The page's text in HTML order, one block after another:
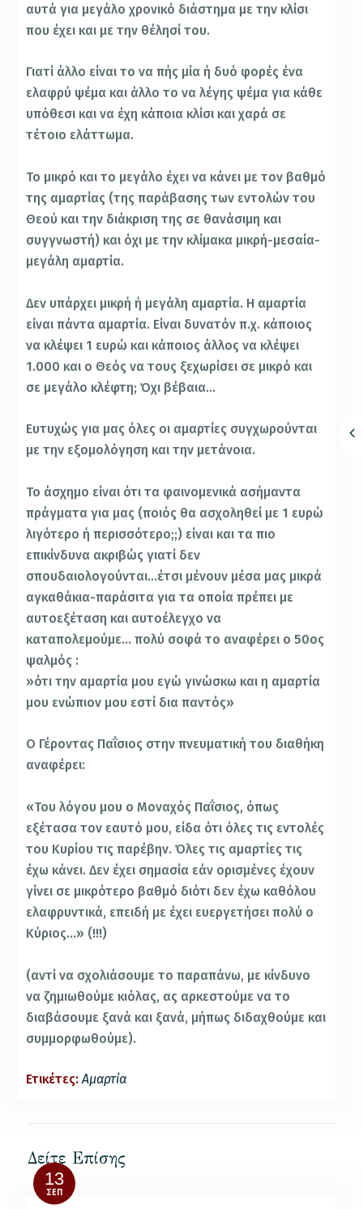
αυτά για μεγάλο χρονικό διάστημα με την κλίσι
που έχει και με την θέλησί του.
Γιατί άλλο είναι το να πής μία ή δυό φορές ένα
ελαφρύ ψέμα και άλλο το να λέγης ψέμα για κάθε
υπόθεσι και να έχη κάποια κλίσι και χαρά σε
τέτοιο ελάττωμα.
Το μικρό και το μεγάλο έχει να κάνει με τον βαθμό
της αμαρτίας (της παράβασης των εντολών του
Θεού και την διάκριση της σε θανάσιμη και
συγγνωστή) και όχι με την κλίμακα μικρή-μεσαία-
μεγάλη αμαρτία.
Δεν υπάρχει μικρή ή μεγάλη αμαρτία. Η αμαρτία
είναι πάντα αμαρτία. Είναι δυνατόν π.χ. κάποιος
να κλέψει 1 ευρώ και κάποιος άλλος να κλέψει
1.000 και ο Θεός να τους ξεχωρίσει σε μικρό και
σε μεγάλο κλέφτη; Όχι βέβαια…
Ευτυχώς για μας όλες οι αμαρτίες συγχωρούνται
με την εξομολόγηση και την μετάνοια.
Το άσχημο είναι ότι τα φαινομενικά ασήμαντα
πράγματα για μας (ποιός θα ασχοληθεί με 1 ευρώ
λιγότερο ή περισσότερο;;) είναι και τα πιο
επικίνδυνα ακριβώς γιατί δεν
σπουδαιολογούνται…έτσι μένουν μέσα μας μικρά
αγκαθάκια-παράσιτα για τα οποία πρέπει με
αυτοεξέταση και αυτοέλεγχο να
καταπολεμούμε… πολύ σοφά το αναφέρει ο 50ος
ψαλμός :
»ότι την αμαρτία μου εγώ γινώσκω και η αμαρτία
μου ενώπιον μου εστί δια παντός»
Ο Γέροντας Παΐσιος στην πνευματική του διαθήκη
αναφέρει:
«Του λόγου μου ο Μοναχός Παΐσιος, όπως
εξέτασα τον εαυτό μου, είδα ότι όλες τις εντολές
του Κυρίου τις παρέβην. Όλες τις αμαρτίες τις
έχω κάνει. Δεν έχει σημασία εάν ορισμένες έχουν
γίνει σε μικρότερο βαθμό διότι δεν έχω καθόλου
ελαφρυντικά, επειδή με έχει ευεργετήσει πολύ ο
Κύριος…» (!!!)
(αντί να σχολιάσουμε το παραπάνω, με κίνδυνο
να ζημιωθούμε κιόλας, ας αρκεστούμε να το
διαβάσουμε ξανά και ξανά, μήπως διδαχθούμε και
συμμορφωθούμε).
Ετικέτες: Αμαρτία
Δείτε Επίσης
13
ΣΕΠ